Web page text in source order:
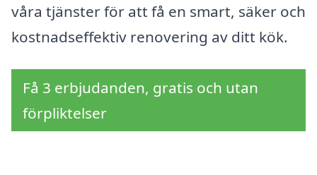
våra tjänster för att få en smart, säker och
kostnadseffektiv renovering av ditt kök.
Få 3 erbjudanden, gratis och utan
förpliktelser